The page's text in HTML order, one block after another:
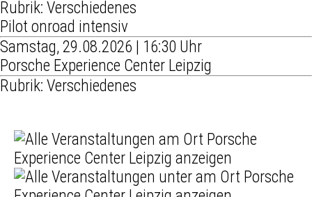
Rubrik: Verschiedenes
Pilot onroad intensiv
Samstag, 29.08.2026 | 16:30 Uhr
Porsche Experience Center Leipzig
Rubrik: Verschiedenes